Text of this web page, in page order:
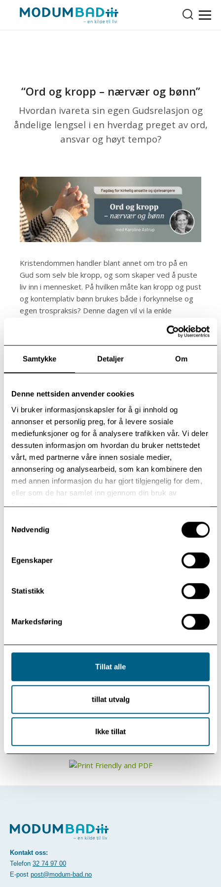
Samtykke Detaljer Om
Denne nettsiden anvender cookies
Vi bruker informasjonskapsler for å gi innhold og
annonser et personlig preg, for å levere sosiale
mediefunksjoner og for å analysere trafikken vår. Vi deler
dessuten informasjon om hvordan du bruker nettstedet
vårt, med partnerne våre innen sosiale medier,
annonsering og analysearbeid, som kan kombinere den
med annen informasjon du har gjort tilgjengelig for dem,
eller som de har samlet inn gjennom din bruk av
tjenestene deres.
Nødvendig
Egenskaper
Statistikk
Markedsføring
Tillat alle
tillat utvalg
Ikke tillat
“Ord og kropp – nærvær og bønn”
Hvordan ivareta sin egen Gudsrelasjon og
åndelige lengsel i en hverdag preget av ord,
ansvar og høyt tempo?
Kristendommen handler blant annet om tro på en
Gud som selv ble kropp, og som skaper ved å puste
liv inn i mennesket. På hvilken måte kan kropp og pust
og kontemplativ bønn brukes både i forkynnelse og
egen trospraksis? Denne dagen vil vi la enkle
bibelmeditasjon og kontemplativ bønn. I tillegg til å
inspirere den enkelte, er det et håp om at dagen vil
gi nyttige innspill til formidling og forkynnelse i
menighetene – der lytting, kroppslig tilstedeværelse
Karoline Astrup er ledende sykehusprest på Modum
Bad og er en erfaren veileder i kontemplativ bønn og
meditasjon.
Målgruppe
Kirkelige ansatte og sjelesørgere innen ulike
kirkesamfunn, organisasjoner, institusjoner (sykehus,
fengsel, forsvaret, studiesteder) m. fl.
Sjelesorgsfaglig fordypning og innsikt i aktuelle tema
(registrering fra kl
Pris:1990,-
Trenger du overnatting? Overnatting og kveldsmat kan
Kontakt oss:
Telefon 32 74 97 00
E-post post@modum-bad.no